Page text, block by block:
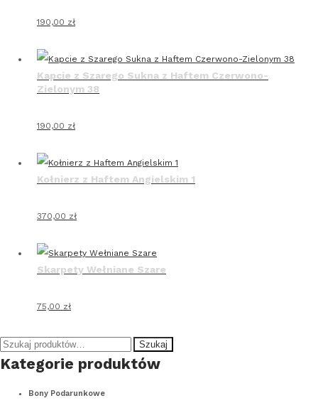
190,00 zł
Kapcie z Szarego Sukna z Haftem Czerwono-
Zielonym 38
190,00 zł
Kołnierz z Haftem Angielskim 1
370,00 zł
Skarpety Wełniane Szare
75,00 zł
Szukaj: Szukaj
Kategorie produktów
Bony Podarunkowe